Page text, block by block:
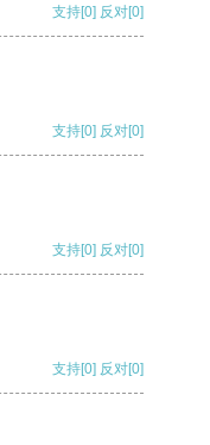
支持[0] 反对[0]
支持[0] 反对[0]
支持[0] 反对[0]
支持[0] 反对[0]